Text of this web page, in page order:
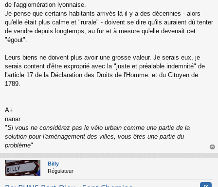
s
s
a
g
e
n
n
u
de l'agglomération lyonnaise.
Je pense que certains habitants arrivés là il y a des décennies - alors
qu'elle était plus calme et "rurale" - doivent se dire qu'ils auraient dû tenter
de vendre depuis longtemps, au fur et à mesure qu'elle devenait cet
"égout".
Leurs biens ne doivent plus avoir une grosse valeur. Je serais eux, je
serais content d'être exproprié avec la "juste et préalable indemnité" de
l'article 17 de la Déclaration des Droits de l'Homme. et du Citoyen de
1789.
A+
nanar
"Si vous ne considérez pas le vélo urbain comme une partie de la
solution pour l'aménagement des villes, vous êtes une partie du
problème"
au
Billy
Régulateur